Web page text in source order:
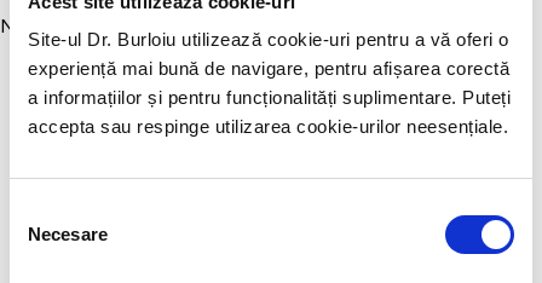
Site-ul Dr. Burloiu utilizează cookie-uri pentru a vă oferi o
experiență mai bună de navigare, pentru afișarea corectă
a informațiilor și pentru funcționalități suplimentare. Puteți
accepta sau respinge utilizarea cookie-urilor neesențiale.
consimțământului
Necesare
No matching results.